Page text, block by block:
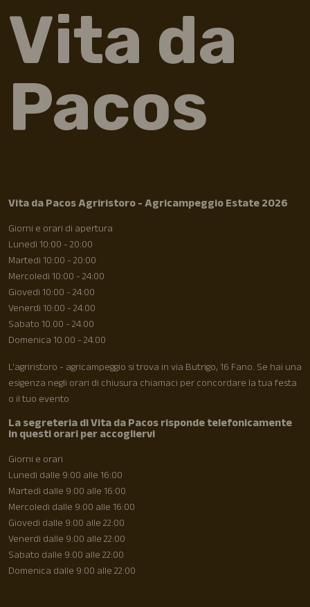
Vita da
Pacos
Vita da Pacos Agriristoro - Agricampeggio Estate 2026
Giorni e orari di apertura
Lunedì 10:00 - 20:00
Martedì 10:00 - 20:00
Mercoledì 10:00 - 24:00
Giovedì 10:00 - 24:00
Venerdì 10:00 - 24.00
Sabato 10.00 - 24.00
Domenica 10.00 - 24.00
L'agriristoro - agricampeggio si trova in via Butrigo, 16 Fano. Se hai una
esigenza negli orari di chiusura chiamaci per concordare la tua festa
o il tuo evento
La segreteria di Vita da Pacos risponde telefonicamente
in questi orari per accogliervi
Giorni e orari
Lunedì dalle 9:00 alle 16:00
Martedì dalle 9:00 alle 16:00
Mercoledì dalle 9:00 alle 16:00
Giovedì dalle 9:00 alle 22:00
Venerdì dalle 9:00 alle 22:00
Sabato dalle 9:00 alle 22:00
Domenica dalle 9:00 alle 22:00